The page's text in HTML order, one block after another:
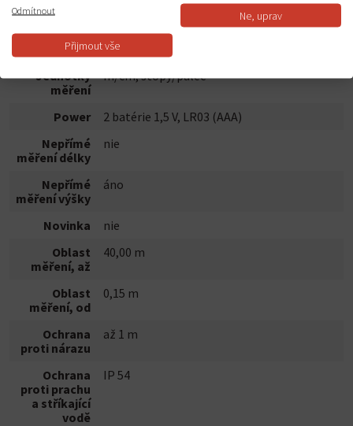
Měření
min./max.
nie
Jednotky
měření
m/cm, stopy/palec
Power
2 batérie 1,5 V, LR03 (AAA)
Nepřímé
měření délky
nie
Nepřímé
měření výšky
áno
Novinka
nie
Oblast
měření, až
40,00 m
Oblast
měření, od
0,15 m
Ochrana
proti nárazu
až 1 m
Ochrana
proti prachu
a stříkající
vodě
IP 54
Odmítnout Ne, uprav
Přijmout vše